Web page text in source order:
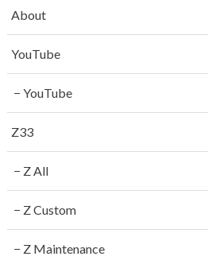
About
YouTube
YouTube
Z33
Z All
Z Custom
Z Maintenance